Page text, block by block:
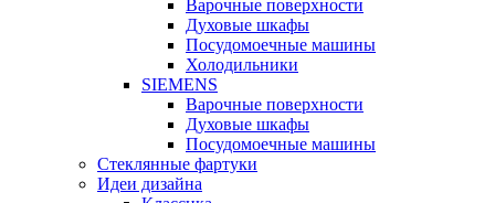
Варочные поверхности
Духовые шкафы
Посудомоечные машины
Холодильники
SIEMENS
Варочные поверхности
Духовые шкафы
Посудомоечные машины
Стеклянные фартуки
Идеи дизайна